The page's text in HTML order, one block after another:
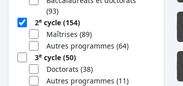
(93)
2e cycle (154)
Maîtrises (89)
Autres programmes (64)
3e cycle (50)
Doctorats (38)
Autres programmes (11)